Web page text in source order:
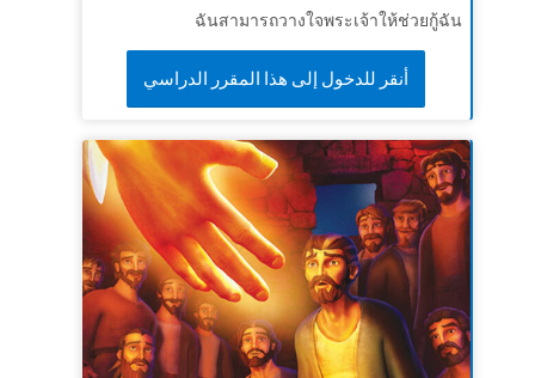
ฉันสามารถวางใจพระเจ้าให้ช่วยกู้ฉัน
أنقر للدخول إلى هذا المقرر الدراسي